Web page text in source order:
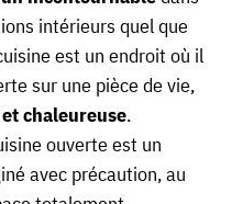
intérieurs quel que
est un endroit où il
sur une pièce de vie,
chaleureuse.
ouverte est un
avec précaution, au